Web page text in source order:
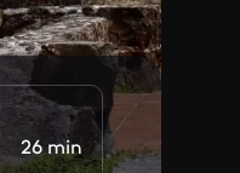
26 min